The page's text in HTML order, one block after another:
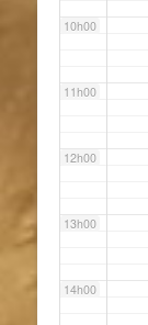
10h00
11h00
12h00
13h00
14h00